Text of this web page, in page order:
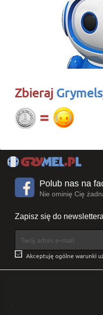
Zbieraj
Polub nas na
Nie ominię Cię
Zapisz się do
 Akceptuję ogólne warunki